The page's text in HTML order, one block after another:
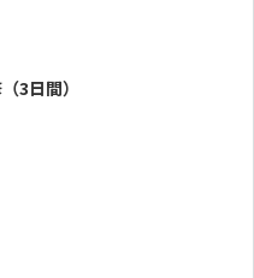
3日間）